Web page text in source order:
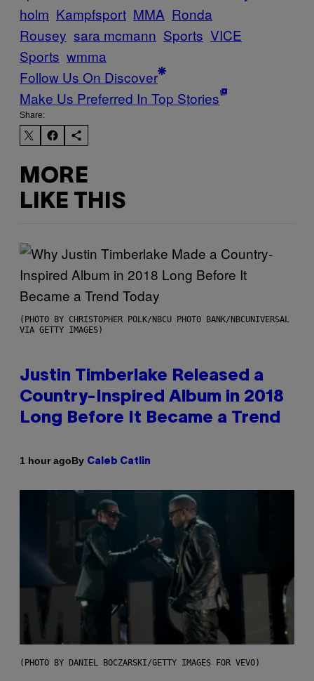
holm Kampfsport MMA Ronda
Rousey sara mcmann Sports VICE
Sports wmma
Follow Us On Discover
Make Us Preferred In Top Stories
Share:
MORE
LIKE THIS
(PHOTO BY CHRISTOPHER POLK/NBCU PHOTO BANK/NBCUNIVERSAL
VIA GETTY IMAGES)
Justin Timberlake Released a
Country-Inspired Album in 2018
Long Before It Became a Trend
1 hour agoBy Caleb Catlin
(PHOTO BY DANIEL BOCZARSKI/GETTY IMAGES FOR VEVO)